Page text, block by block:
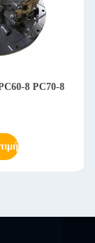
Εκσκαφέας
Πάρτε την καλύτερη